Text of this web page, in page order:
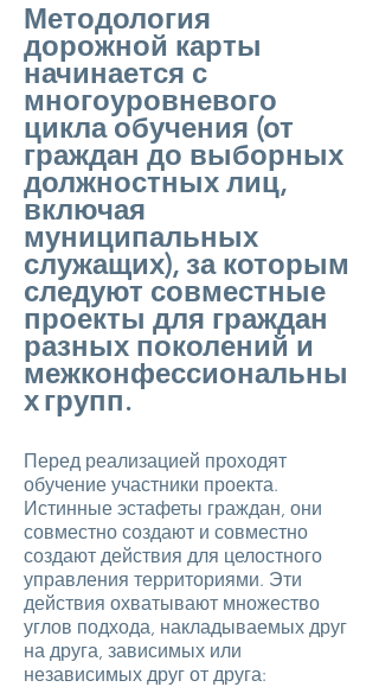
Методология
дорожной карты
начинается с
многоуровневого
цикла обучения (от
граждан до выборных
должностных лиц,
включая
муниципальных
служащих), за которым
следуют совместные
проекты для граждан
разных поколений и
межконфессиональны
хгрупп.
Перед реализацией проходят
обучение участники проекта.
Истинные эстафеты граждан, они
совместно создают и совместно
создают действия для целостного
управления территориями. Эти
действия охватывают множество
углов подхода, накладываемых друг
на друга, зависимых или
независимых друг от друга: